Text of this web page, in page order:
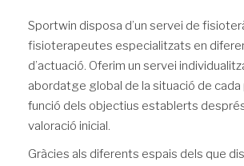
Sportwin disposa d’un servei de
fisioterapeutes especialitzats en
d’actuació. Oferim un servei
abordatge global de la situació de cada
funció dels objectius establerts després
valoració inicial.
Gràcies als diferents espais dels que